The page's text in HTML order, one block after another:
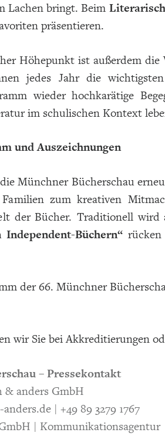
Lachen bringt. Beim
präsentieren.
Höhepunkt ist außerdem die
jedes Jahr die
wieder hochkarätige
im schulischen Kontext
und Auszeichnungen
Münchner Bücherschau
zum kreativen
der Bücher. Traditionell
Independent-Büchern“rücken
der 66. Münchner
wir Sie bei Akkreditierungen
– Pressekontakt
anders GmbH
| +49 89 3279 1767
| Kommunikationsagentur